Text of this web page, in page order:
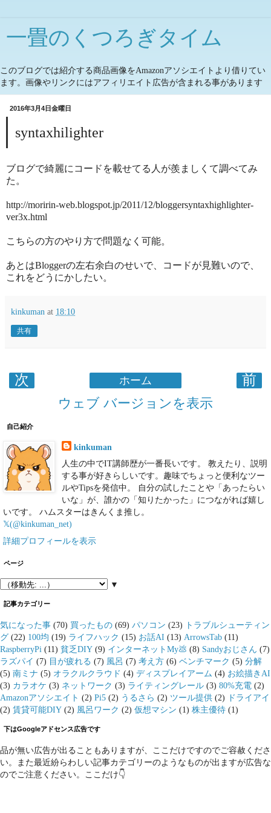
一畳のくつろぎタイム
このブログでは紹介する商品画像をAmazonアソシエイトより借りてい
ます。画像やリンクにはアフィリエイト広告が含まれる事があります
2016年3月4日金曜日
syntaxhilighter
ブログで綺麗にコードを載せてる人が羨ましくて調べてみ
た。
http://moririn-web.blogspot.jp/2011/12/bloggersyntaxhighlighter-
ver3x.html
こちらの方のやり方で問題なく可能。
あとはBloggerの左右余白のせいで、コードが見難いので、
これをどうにかしたい。
kinkuman at 18:10
共有
次 前
ホーム
ウェブ バージョンを表示
自己紹介
kinkuman
人生の中でIT講師歴が一番長いです。 教えたり、説明
する事が好きらしいです。趣味でちょっと便利なツー
ルやTipsを発信中。 自分の試したことや「あったらい
いな」が、誰かの「知りたかった」につながれば嬉し
いです。 ハムスターはきんくま推し。
𝕏(@kinkuman_net)
詳細プロフィールを表示
ページ
▼
記事カテゴリー
気になった事 (70) 買ったもの (69) パソコン (23)
トラブルシューティン
グ (22) 100均 (19) ライフハック (15) お話AI (13) ArrowsTab (11)
RaspberryPi (11) 貧乏DIY (9) インターネットMy💩 (8) Sandyおじさん (7)
ラズパイ (7) 目が疲れる (7) 風呂 (7) 考え方 (6) ベンチマーク (5) 分解
(5) 南ミナ (5) オラクルクラウド (4) ディスプレイアーム (4) お絵描きAI
(3) カラオケ (3) ネットワーク (3) ライティングレール (3) 80%充電 (2)
Amazonアソシエイト (2) Pi5 (2) うるさら (2) ツール提供 (2)
ドライアイ
(2) 賃貸可能DIY (2) 風呂ワーク (2) 仮想マシン (1) 株主優待 (1)
下はGoogleアドセンス広告です
品が無い広告が出ることもありますが、ここだけですのでご容赦くださ
い。また最近紛らわしい記事カテゴリーのようなものが出ますが広告な
のでご注意ください。ここだけ👇